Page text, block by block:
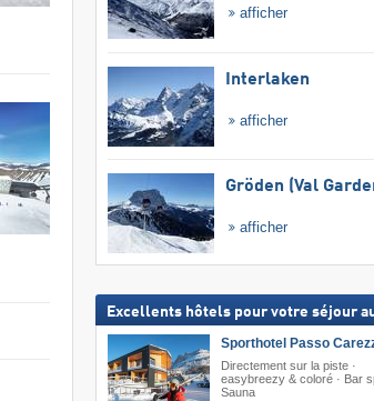
afficher
Interlaken
afficher
Gröden (Val
afficher
Excellents hôtels pour votre séjour
Sporthotel Passo
Directement sur la piste ·
easybreezy & coloré · Bar
Sauna